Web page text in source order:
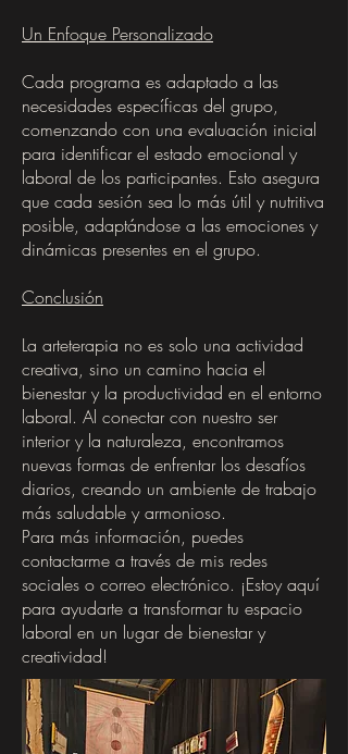
Un Enfoque Personalizado
Cada programa es adaptado a las
necesidades específicas del grupo,
comenzando con una evaluación inicial
para identificar el estado emocional y
laboral de los participantes. Esto asegura
que cada sesión sea lo más útil y nutritiva
posible, adaptándose a las emociones y
dinámicas presentes en el grupo.
Conclusión
La arteterapia no es solo una actividad
creativa, sino un camino hacia el
bienestar y la productividad en el entorno
laboral. Al conectar con nuestro ser
interior y la naturaleza, encontramos
nuevas formas de enfrentar los desafíos
diarios, creando un ambiente de trabajo
más saludable y armonioso.
Para más información, puedes
contactarme a través de mis redes
sociales o correo electrónico. ¡Estoy aquí
para ayudarte a transformar tu espacio
laboral en un lugar de bienestar y
creatividad!